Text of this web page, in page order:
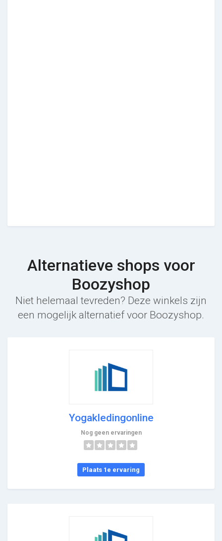
Alternatieve shops voor
Boozyshop
Niet helemaal tevreden? Deze winkels zijn
een mogelijk alternatief voor Boozyshop.
Yogakledingonline
Nog geen ervaringen
Plaats 1e ervaring